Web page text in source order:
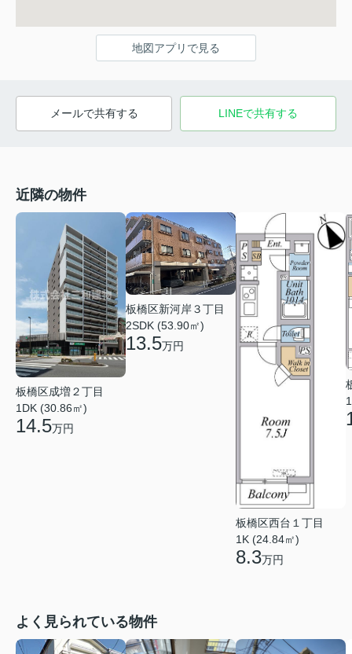
地図アプリで見る
メールで共有する LINEで共有する
近隣の物件
板橋区成増２丁目
1DK (30.86㎡)
14.5万円
板橋区新河岸３丁目
2SDK (53.90㎡)
13.5万円
板橋区西台１丁目
1K (24.84㎡)
8.3万円
よく見られている物件